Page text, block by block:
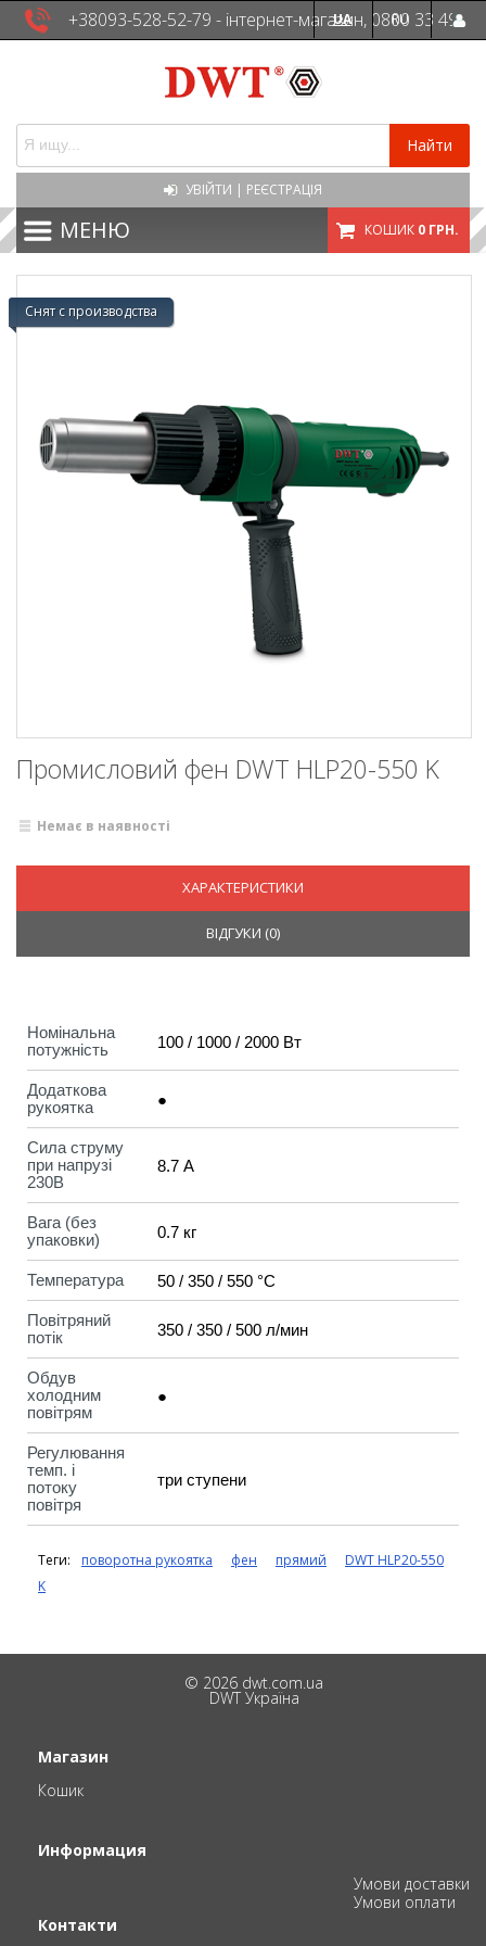
+38093-528-52-79 - інтернет-магазин, 0800 33 49
UA RU
Найти
УВІЙТИ | РЕЄСТРАЦІЯ
МЕНЮ КОШИК 0 ГРН.
Снят с производства
Промисловий фен DWT HLP20-550 K
Немає в наявності
ХАРАКТЕРИСТИКИ
ВІДГУКИ (0)
Номінальна
потужність
100 / 1000 / 2000 Вт
Додаткова
рукоятка
●
Сила струму
при напрузі
230В
8.7 А
Вага (без
упаковки)
0.7 кг
Температура 50 / 350 / 550 °C
Повітряний
потік
350 / 350 / 500 л/мин
Обдув
холодним
повітрям
●
Регулювання
темп. і
потоку
повітря
три ступени
Теги: поворотна рукоятка фен прямий
DWT HLP20-550
K
© 2026 dwt.com.ua
DWT Україна
Магазин
Кошик
Информация
Умови доставки
Умови оплати
Контакти